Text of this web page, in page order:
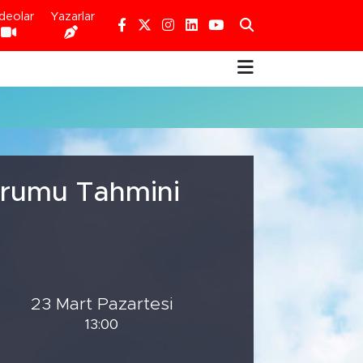
Yazarlar
Tahmini
23 Mart Pazartesi
13:00